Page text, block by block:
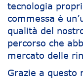
tecnologia
commessa è
qualità del
percorso che
mercato delle
Grazie a questo